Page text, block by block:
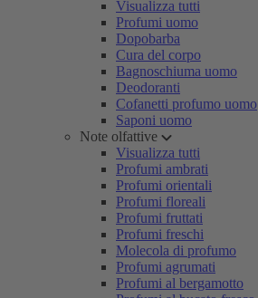
Visualizza tutti
Profumi uomo
Dopobarba
Cura del corpo
Bagnoschiuma uomo
Deodoranti
Cofanetti profumo uomo
Saponi uomo
Note olfattive
Visualizza tutti
Profumi ambrati
Profumi orientali
Profumi floreali
Profumi fruttati
Profumi freschi
Molecola di profumo
Profumi agrumati
Profumi al bergamotto